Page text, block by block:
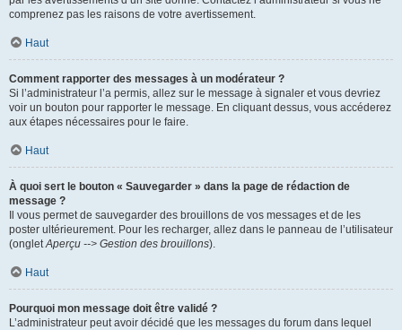
comprenez pas les raisons de votre avertissement.
Haut
Comment rapporter des messages à un modérateur ?
Si l’administrateur l’a permis, allez sur le message à signaler et vous devriez
voir un bouton pour rapporter le message. En cliquant dessus, vous accéderez
aux étapes nécessaires pour le faire.
Haut
À quoi sert le bouton « Sauvegarder » dans la page de rédaction de
message ?
Il vous permet de sauvegarder des brouillons de vos messages et de les
poster ultérieurement. Pour les recharger, allez dans le panneau de l’utilisateur
(ongletAperçu --> Gestion des brouillons).
Haut
Pourquoi mon message doit être validé ?
L’administrateur peut avoir décidé que les messages du forum dans lequel